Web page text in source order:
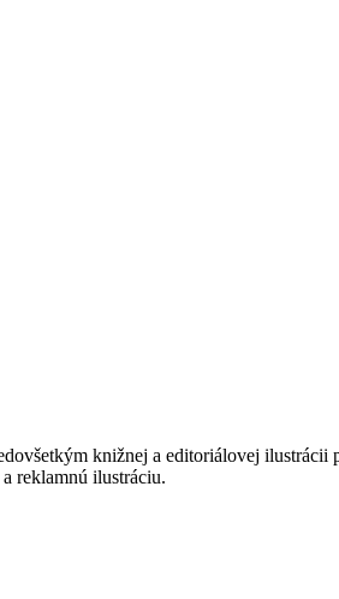
knižnej a editoriálovej ilustrácii
reklamnú ilustráciu.